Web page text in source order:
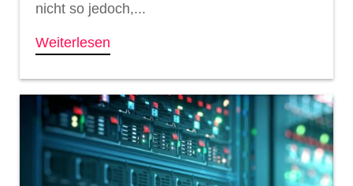
nicht so jedoch,...
Weiterlesen